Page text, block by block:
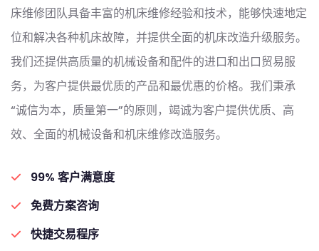
床维修团队具备丰富的机床维修经验和技术，能够快速地定
位和解决各种机床故障，并提供全面的机床改造升级服务。
我们还提供高质量的机械设备和配件的进口和出口贸易服
务，为客户提供最优质的产品和最优惠的价格。我们秉承
“诚信为本，质量第一”的原则，竭诚为客户提供优质、高
效、全面的机械设备和机床维修改造服务。
99% 客户满意度
免费方案咨询
快捷交易程序